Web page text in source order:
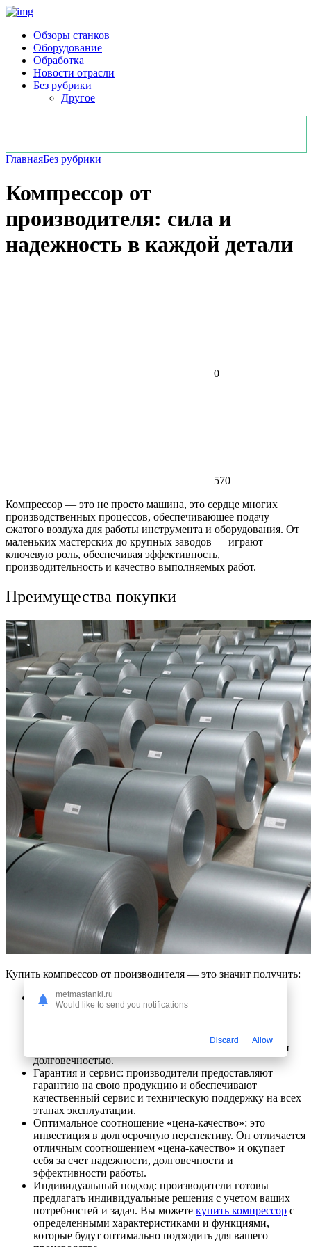
Обзоры станков
Оборудование
Обработка
Новости отрасли
Без рубрики
Другое
ГлавнаяБез рубрики
Компрессор от
производителя: сила и
надежность в каждой детали
0
570
Компрессор — это не просто машина, это сердце многих
производственных процессов, обеспечивающее подачу
сжатого воздуха для работы инструмента и оборудования. От
маленьких мастерских до крупных заводов — играют
ключевую роль, обеспечивая эффективность,
производительность и качество выполняемых работ.
Преимущества покупки
Купить компрессор от производителя — это значит получить:
Качество и надежность: производители вкладывают
значительные средства в разработку и производство
https://premium-vozduh.ru/
отличается высоким качеством сборки, прочностью и
долговечностью.
Гарантия и сервис: производители предоставляют
гарантию на свою продукцию и обеспечивают
качественный сервис и техническую поддержку на всех
этапах эксплуатации.
Оптимальное соотношение «цена-качество»: это
инвестиция в долгосрочную перспективу. Он отличается
отличным соотношением «цена-качество» и окупает
себя за счет надежности, долговечности и
эффективности работы.
Индивидуальный подход: производители готовы
предлагать индивидуальные решения с учетом ваших
потребностей и задач. Вы можете купить компрессор с
определенными характеристиками и функциями,
которые будут оптимально подходить для вашего
metmastanki.ru
Would like to send you notifications
Discard Allow